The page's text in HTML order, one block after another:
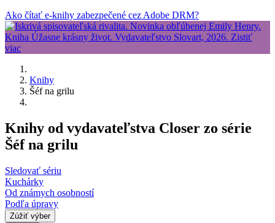
Ako čítať e-knihy zabezpečené cez Adobe DRM?
Knihy
Šéf na grilu
Knihy od vydavateľstva Closer zo série
Šéf na grilu
Sledovať sériu
Kuchárky
Od známych osobností
Podľa úpravy
Zúžiť výber